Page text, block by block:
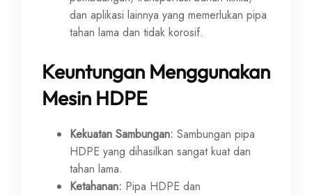
dan aplikasi lainnya yang memerlukan pipa
tahan lama dan tidak korosif.
Keuntungan Menggunakan
Mesin HDPE
Kekuatan Sambungan: Sambungan pipa
HDPE yang dihasilkan sangat kuat dan
tahan lama.
Ketahanan: Pipa HDPE dan